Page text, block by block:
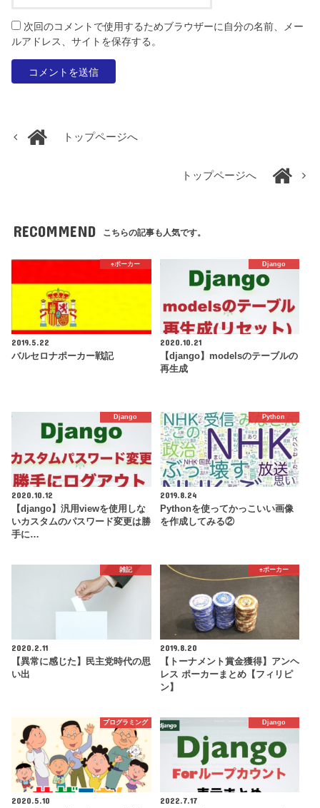
次回のコメントで使用するためブラウザーに自分の名前、メー
ルアドレス、サイトを保存する。
トップページへ
トップページへ
RECOMMEND こちらの記事も人気です。
♠️ポーカー
2019.5.22
バルセロナポーカー戦記
Django
2020.10.21
【django】modelsのテーブルの
再生成
Django
2020.10.12
【django】汎用viewを使用しな
いカスタムのパスワード変更は勝
手に…
Python
2019.8.24
Pythonを使ってかっこいい画像
を作成してみる②
雑記
2020.2.11
【異常に感じた】民主党時代の思
い出
♠️ポーカー
2019.8.20
【トーナメント賞金獲得】アンヘ
レス ポーカーまとめ【フィリピ
ン】
プログラミング
2020.5.10
Django
2022.7.17